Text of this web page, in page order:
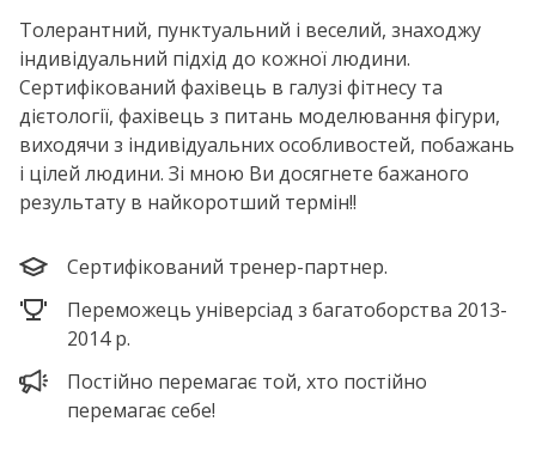
Толерантний, пунктуальний і веселий, знаходжу
індивідуальний підхід до кожної людини.
Сертифікований фахівець в галузі фітнесу та
дієтології, фахівець з питань моделювання фігури,
виходячи з індивідуальних особливостей, побажань
і цілей людини. Зі мною Ви досягнете бажаного
результату в найкоротший термін!!
Сертифікований тренер-партнер.
Переможець універсіад з багатоборства 2013-
2014 р.
Постійно перемагає той, хто постійно
перемагає себе!